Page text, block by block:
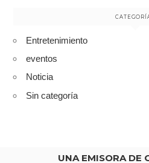
Entretenimiento
eventos
Noticia
Sin categoría
UNA EMISORA DE